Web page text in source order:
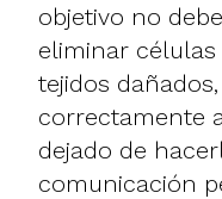
objetivo no
eliminar
tejidos
correctamente
dejado de
comunicación